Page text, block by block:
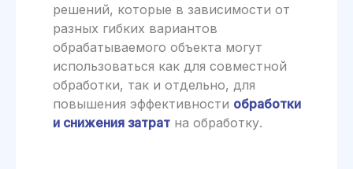
решений, которые в зависимости от
разных гибких вариантов
обрабатываемого объекта могут
использоваться как для совместной
обработки, так и отдельно, для
повышения эффективности обработки
и снижения затратна обработку.